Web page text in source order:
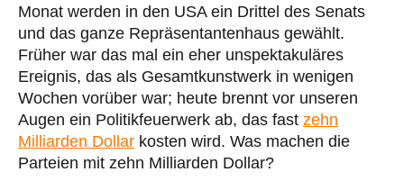
Monat werden in den USA ein Drittel des Senats
und das ganze Repräsentantenhaus gewählt.
Früher war das mal ein eher unspektakuläres
Ereignis, das als Gesamtkunstwerk in wenigen
Wochen vorüber war; heute brennt vor unseren
Augen ein Politikfeuerwerk ab, das fast zehn
Milliarden Dollar kosten wird. Was machen die
Parteien mit zehn Milliarden Dollar?